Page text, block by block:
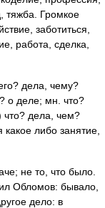
тяжба. Громкое
заботиться,
работа, сделка,
дела, чему?
о деле; мн. что?
что? дела, чем?
либо занятие,
не то, что было.
Обломов: бывало,
дело: в